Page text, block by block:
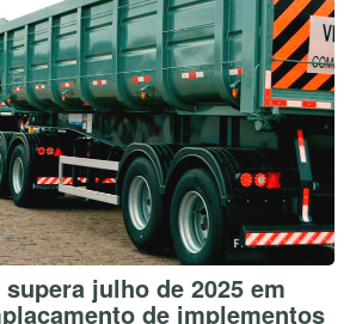
julho de 2025 em
de implementos